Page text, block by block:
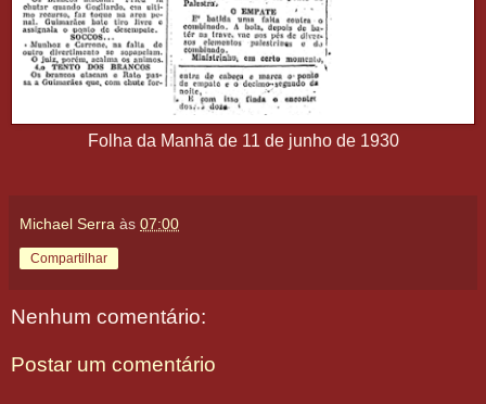
Folha da Manhã de 11 de junho de 1930
Michael Serra às 07:00
Compartilhar
Nenhum comentário:
Postar um comentário